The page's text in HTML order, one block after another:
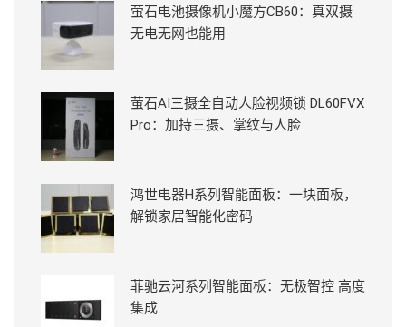
萤石电池摄像机小魔方CB60：真双摄
无电无网也能用
萤石AI三摄全自动人脸视频锁 DL60FVX
Pro：加持三摄、掌纹与人脸
鸿世电器H系列智能面板：一块面板，
解锁家居智能化密码
菲驰云河系列智能面板：无极智控 高度
集成